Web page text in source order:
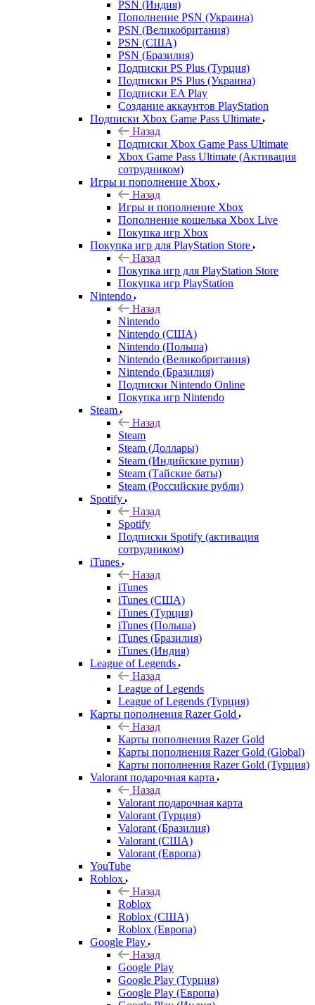
PSN (Индия)
Пополнение PSN (Украина)
PSN (Великобритания)
PSN (США)
PSN (Бразилия)
Подписки PS Plus (Турция)
Подписки PS Plus (Украина)
Подписки EA Play
Создание аккаунтов PlayStation
Подписки Xbox Game Pass Ultimate
Назад
Подписки Xbox Game Pass Ultimate
Xbox Game Pass Ultimate (Активация
сотрудником)
Игры и пополнение Xbox
Назад
Игры и пополнение Xbox
Пополнение кошелька Xbox Live
Покупка игр Xbox
Покупка игр для PlayStation Store
Назад
Покупка игр для PlayStation Store
Покупка игр PlayStation
Nintendo
Назад
Nintendo
Nintendo (США)
Nintendo (Польша)
Nintendo (Великобритания)
Nintendo (Бразилия)
Подписки Nintendo Online
Покупка игр Nintendo
Steam
Назад
Steam
Steam (Доллары)
Steam (Индийские рупии)
Steam (Тайские баты)
Steam (Российские рубли)
Spotify
Назад
Spotify
Подписки Spotify (активация
сотрудником)
iTunes
Назад
iTunes
iTunes (США)
iTunes (Турция)
iTunes (Польша)
iTunes (Бразилия)
iTunes (Индия)
League of Legends
Назад
League of Legends
League of Legends (Турция)
Карты пополнения Razer Gold
Назад
Карты пополнения Razer Gold
Карты пополнения Razer Gold (Global)
Карты пополнения Razer Gold (Турция)
Valorant подарочная карта
Назад
Valorant подарочная карта
Valorant (Турция)
Valorant (Бразилия)
Valorant (США)
Valorant (Европа)
YouTube
Roblox
Назад
Roblox
Roblox (США)
Roblox (Европа)
Google Play
Назад
Google Play
Google Play (Турция)
Google Play (Европа)